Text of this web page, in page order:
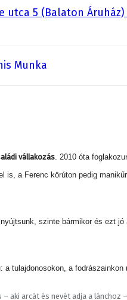
utca 5 (Balaton
Munka
vállakozás. 2010 óta
is, a Ferenc körúton pedig
szinte bármikor és ezt jó
a tulajdonosokon, a
aki arcát és nevét adja a lánchoz